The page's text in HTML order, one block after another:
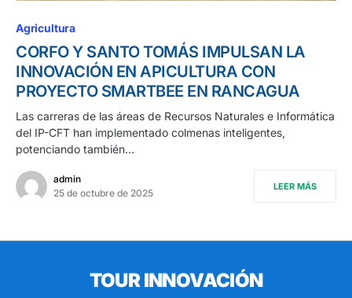
Agricultura
CORFO Y SANTO TOMÁS IMPULSAN LA
INNOVACIÓN EN APICULTURA CON
PROYECTO SMARTBEE EN RANCAGUA
Las carreras de las áreas de Recursos Naturales e Informática
del IP-CFT han implementado colmenas inteligentes,
potenciando también…
admin
25 de octubre de 2025
LEER MÁS
TOUR INNOVACIÓN